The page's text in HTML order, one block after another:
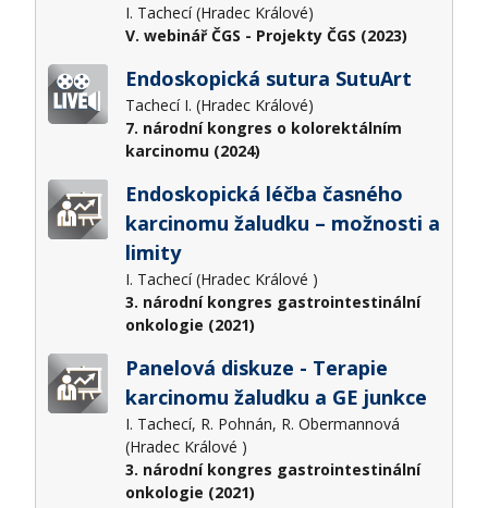
I. Tachecí (Hradec Králové)
V. webinář ČGS - Projekty ČGS (2023)
Endoskopická sutura SutuArt
Tachecí I. (Hradec Králové)
7. národní kongres o kolorektálním
karcinomu (2024)
Endoskopická léčba časného
karcinomu žaludku – možnosti a
limity
I. Tachecí (Hradec Králové )
3. národní kongres gastrointestinální
onkologie (2021)
Panelová diskuze - Terapie
karcinomu žaludku a GE junkce
I. Tachecí, R. Pohnán, R. Obermannová
(Hradec Králové )
3. národní kongres gastrointestinální
onkologie (2021)